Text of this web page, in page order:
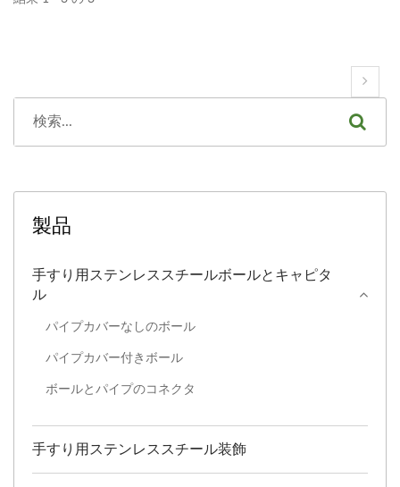
製品
手すり用ステンレススチールボールとキャピタ
ル
パイプカバーなしのボール
パイプカバー付きボール
ボールとパイプのコネクタ
手すり用ステンレススチール装飾